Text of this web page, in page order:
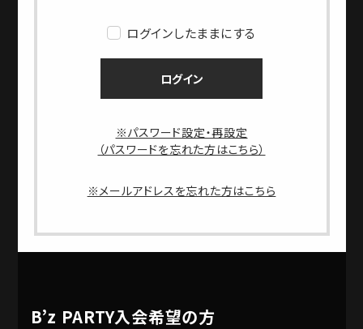
ログインしたままにする
ログイン
※パスワード設定・再設定
（パスワードを忘れた方はこちら）
※メールアドレスを忘れた方はこちら
B’z PARTY入会希望の方